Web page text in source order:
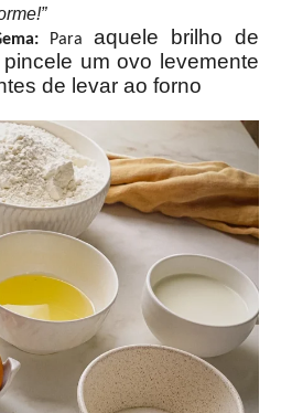
Para aquele brilho de
um ovo levemente
de levar ao forno